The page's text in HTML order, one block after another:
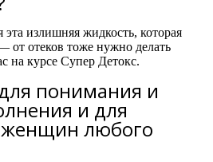
эта излишняя жидкость, которая
от отеков тоже нужно делать
на курсе Супер Детокс.
понимания и
и для
любого